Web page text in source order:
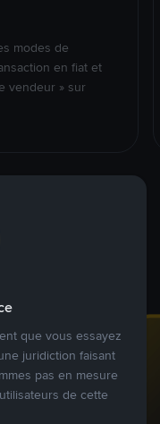
modes de
en fiat et
vendeur » sur
que vous essayez
juridiction faisant
pas en mesure
de cette